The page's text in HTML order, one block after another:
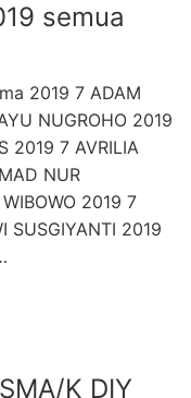
semua
2019 7 ADAM
NUGROHO 2019
2019 7 AVRILIA
NUR
2019 7
SUSGIYANTI 2019
K DIY